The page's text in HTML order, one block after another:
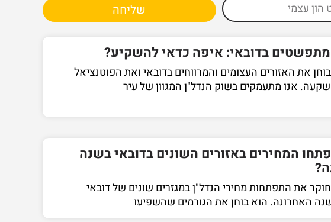
שליחה
מתפשטים בדובאי: איפה כדאי להשקיע?
את האזורים העצומים והמרווחים בדובאי ואת הפוטנציאל
אנו מתעמקים בשוק הנדל"ן המגוון של עיר
המחירים באזורים השונים בדובאי בשנה
את התפתחות מחירי הנדל"ן במגזרים שונים של דובאי
האחרונה. הוא בוחן את הגורמים שהשפיעו